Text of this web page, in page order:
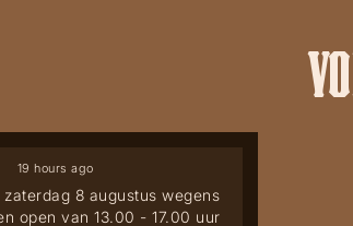
8 augustus wegens
open van 13.00 - 17.00 uur
19 hours ago